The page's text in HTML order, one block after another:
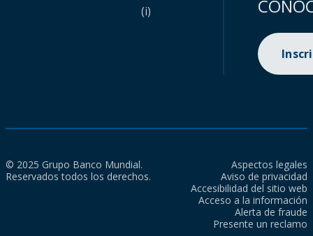
(i)
© 2025 Grupo Banco Mundial.
Reservados todos los derechos.
Aspectos legales
Aviso de privacidad
Accesibilidad del sitio web
Acceso a la información
Alerta de fraude
Presente un reclamo